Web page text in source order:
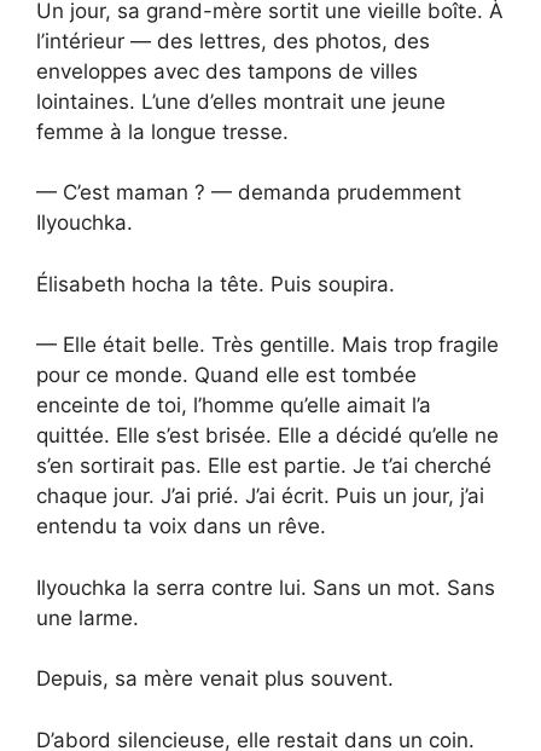
Un jour, sa grand-mère sortit une vieille boîte. À
l’intérieur — des lettres, des photos, des
enveloppes avec des tampons de villes
lointaines. L’une d’elles montrait une jeune
femme à la longue tresse.
— C’est maman ? — demanda prudemment
Ilyouchka.
Élisabeth hocha la tête. Puis soupira.
— Elle était belle. Très gentille. Mais trop fragile
pour ce monde. Quand elle est tombée
enceinte de toi, l’homme qu’elle aimait l’a
quittée. Elle s’est brisée. Elle a décidé qu’elle ne
s’en sortirait pas. Elle est partie. Je t’ai cherché
chaque jour. J’ai prié. J’ai écrit. Puis un jour, j’ai
entendu ta voix dans un rêve.
Ilyouchka la serra contre lui. Sans un mot. Sans
une larme.
Depuis, sa mère venait plus souvent.
D’abord silencieuse, elle restait dans un coin.